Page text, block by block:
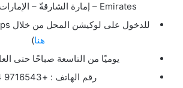
Emirates – إمارة الشارقةّ – الإمارات العربية المتحدة
للدخول على لوكيشن المحل من خلال Google Maps (
هنا)
يوميًا من التاسعة صباحًا حتى
رقم الهاتف : +9716543 9004